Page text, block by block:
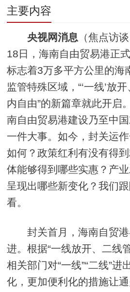
主要内容
央视网消息 （焦点访
18日，海南自由贸易港正
标志着3万多平方公里的海
监管特殊区域，“‘一线’放开
内自由”的新篇章就此开启
南自由贸易港建设乃至中
一件大事。如今，封关运
如何？政策红利有没有得
体能够得到哪些实惠？产
呈现出哪些新变化？我们
看。
封关首月，海南自贸港
进。根据“一线放开、二线
相关部门对“一线”“二线”进
化，更加便利化的措施让通